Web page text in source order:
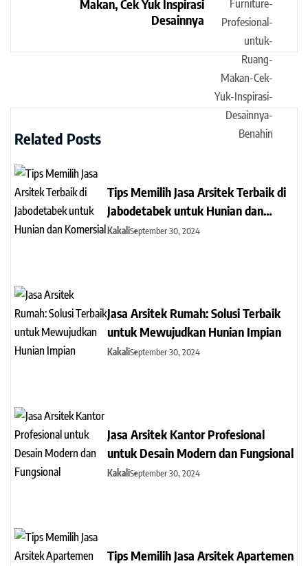
Makan, Cek Yuk Inspirasi
Desainnya
Related Posts
Tips Memilih Jasa Arsitek Terbaik di
Jabodetabek untuk Hunian dan
Komersial
KakaliSeptember 30, 2024
Jasa Arsitek Rumah: Solusi Terbaik
untuk Mewujudkan Hunian Impian
KakaliSeptember 30, 2024
Jasa Arsitek Kantor Profesional
untuk Desain Modern dan Fungsional
KakaliSeptember 30, 2024
Tips Memilih Jasa Arsitek Apartemen